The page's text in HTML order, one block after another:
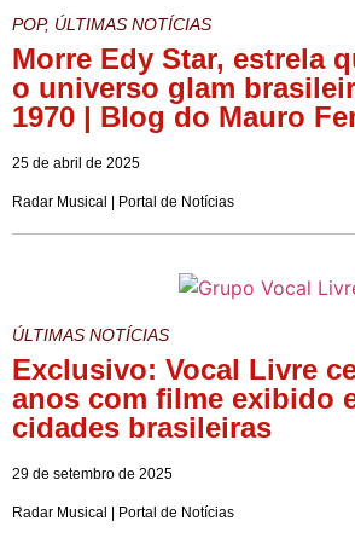
POP, ÚLTIMAS NOTÍCIAS
Morre Edy Star, estrela
o universo glam
1970 | Blog do Mauro
25 de abril de 2025
Radar Musical | Portal de Notícias
ÚLTIMAS NOTÍCIAS
Exclusivo: Vocal Livre
anos com filme exibido
cidades brasileiras
29 de setembro de 2025
Radar Musical | Portal de Notícias